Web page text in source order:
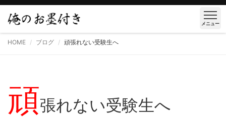
メニュー
HOME ブログ 頑張れない受験生へ
頑張れない受験生へ